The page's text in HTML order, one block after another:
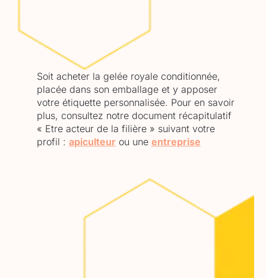
Soit acheter la gelée royale conditionnée,
placée dans son emballage et y apposer
votre étiquette personnalisée. Pour en savoir
plus, consultez notre document récapitulatif
« Etre acteur de la filière » suivant votre
profil : apiculteurou une entreprise